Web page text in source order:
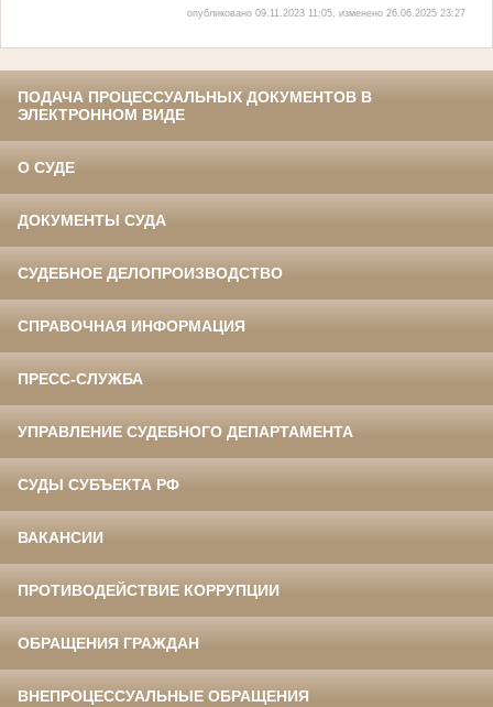
опубликовано 09.11.2023 11:05, изменено 26.06.2025 23:27
ПОДАЧА ПРОЦЕССУАЛЬНЫХ ДОКУМЕНТОВ В
ЭЛЕКТРОННОМ ВИДЕ
О СУДЕ
ДОКУМЕНТЫ СУДА
СУДЕБНОЕ ДЕЛОПРОИЗВОДСТВО
СПРАВОЧНАЯ ИНФОРМАЦИЯ
ПРЕСС-СЛУЖБА
УПРАВЛЕНИЕ СУДЕБНОГО ДЕПАРТАМЕНТА
СУДЫ СУБЪЕКТА РФ
ВАКАНСИИ
ПРОТИВОДЕЙСТВИЕ КОРРУПЦИИ
ОБРАЩЕНИЯ ГРАЖДАН
ВНЕПРОЦЕССУАЛЬНЫЕ ОБРАЩЕНИЯ